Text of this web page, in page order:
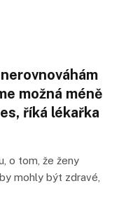
možná méně
říká lékařka
o tom, že ženy
mohly být zdravé,